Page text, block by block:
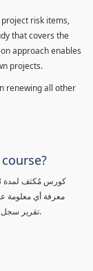
risk items,
that covers the
approach enables
projects.
renewing all other
معرفة أي معلومة
تقرير سجل المخاطر بالإضافة الى المقدرة التامية لإدارة مخاطر المشاريع.